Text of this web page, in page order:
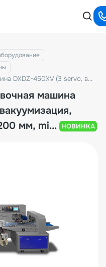
Горизонтальная упаковочная машина DXDZ-450XV (3 servo, вакуумизация, насос 100 м3/ч, лент. 200 мм, min bag L 130, H max. 100)
машина
мм, mi... НОВИНКА